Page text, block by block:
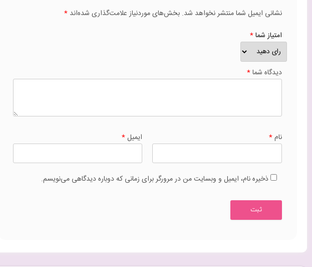
نشانی ایمیل شما منتشر نخواهد شد. بخش‌های موردنیاز علامت‌گذاری شده‌اند *
امتیاز شما*
دیدگاه شما*
نام* ایمیل*
ذخیره نام، ایمیل و وبسایت من در مرورگر برای زمانی که دوباره دیدگاهی می‌نویسم.